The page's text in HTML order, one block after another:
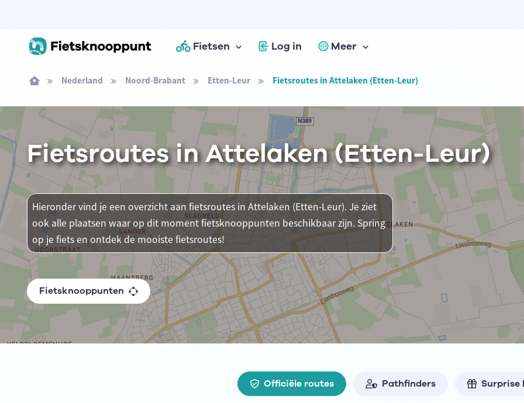
Fietsen Log in Meer
Nederland Noord-Brabant Etten-Leur Fietsroutes in Attelaken (Etten-Leur)
Fietsroutes in Attelaken (Etten-Leur)
Hieronder vind je een overzicht aan fietsroutes in Attelaken (Etten-Leur). Je ziet
ook alle plaatsen waar op dit moment fietsknooppunten beschikbaar zijn. Spring
op je fiets en ontdek de mooiste fietsroutes!
Fietsknooppunten
Officiële routes Pathfinders Surprise